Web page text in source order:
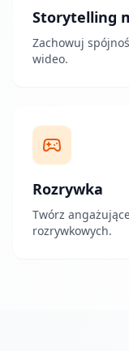
Storytelling
Zachowuj
wideo.
Rozrywka
Twórz
rozrywkowych.